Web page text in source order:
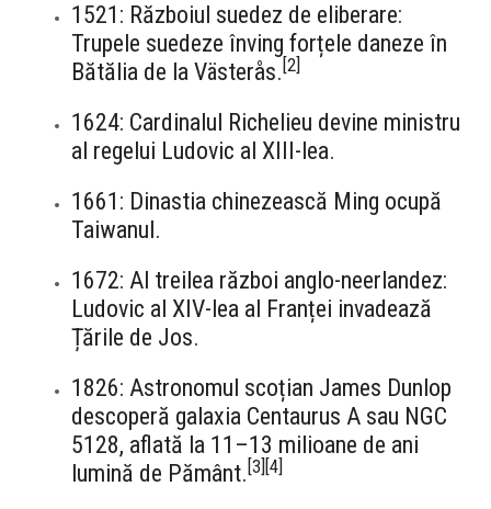
1521: Războiul suedez de eliberare:
Trupele suedeze înving forțele daneze în
Bătălia de la Västerås. [2]
1624: Cardinalul Richelieu devine ministru
al regelui Ludovic al XIII-lea.
1661: Dinastia chinezească Ming ocupă
Taiwanul.
1672: Al treilea război anglo-neerlandez:
Ludovic al XIV-lea al Franței invadează
Țările de Jos.
1826: Astronomul scoțian James Dunlop
descoperă galaxia Centaurus A sau NGC
5128, aflată la 11–13 milioane de ani
lumină de Pământ. [3] [4]